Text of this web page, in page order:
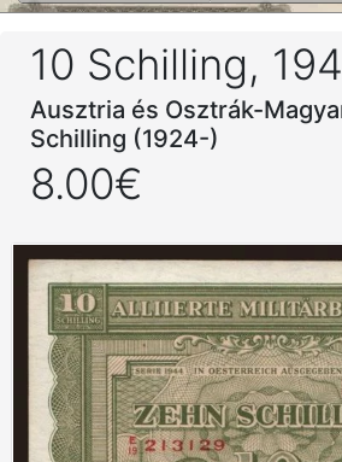
10 Schilling,
Ausztria és Osztrák-
Schilling (1924-)
8.00€